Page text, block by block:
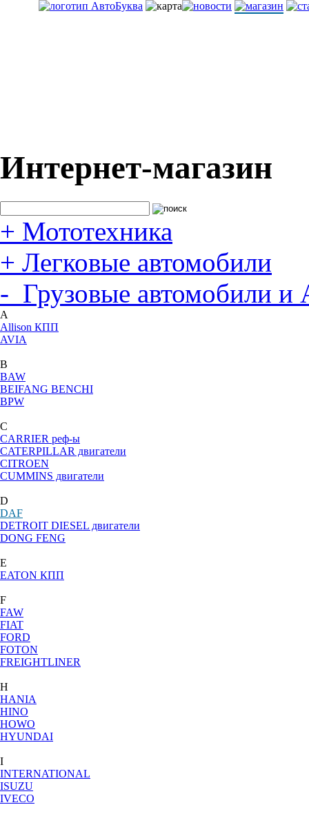
Интернет-магазин
+ Мототехника
+ Легковые автомобили
- Грузовые автомобили и
A
Allison КПП
AVIA
B
BAW
BEIFANG BENCHI
BPW
C
CARRIER реф-ы
CATERPILLAR двигатели
CITROEN
CUMMINS двигатели
D
DAF
DETROIT DIESEL двигатели
DONG FENG
E
EATON КПП
F
FAW
FIAT
FORD
FOTON
FREIGHTLINER
H
HANIA
HINO
HOWO
HYUNDAI
I
INTERNATIONAL
ISUZU
IVECO